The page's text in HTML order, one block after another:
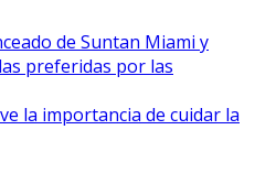
de Suntan Miami y
preferidas por las
la importancia de cuidar la